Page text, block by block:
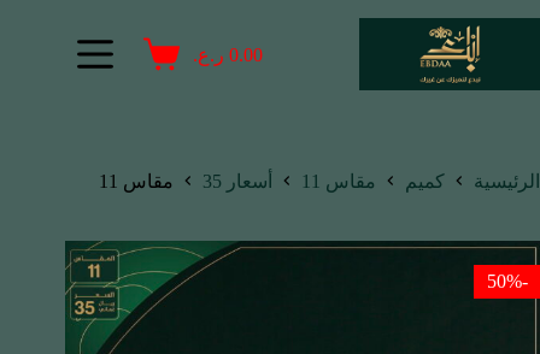
0.00 ر.ع.
الرئيسية كميم مقاس 11 أسعار 35 مقاس 11
-50%